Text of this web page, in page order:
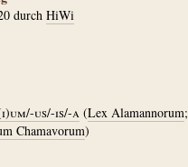
durch HiWi
us/-is/-a (Lex Alamannorum;
Chamavorum)